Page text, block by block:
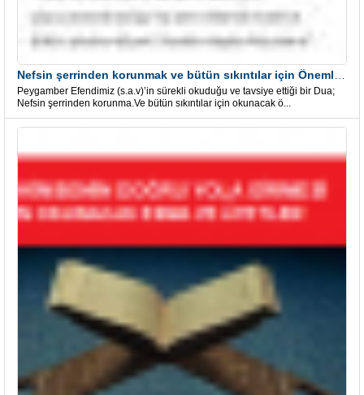
Peygamber Efendimiz (s.a.v)’in sürekli okuduğu ve tavsiye ettiği bir Dua;
Nefsin şerrinden korunma.Ve bütün sıkıntılar için okunacak ö...